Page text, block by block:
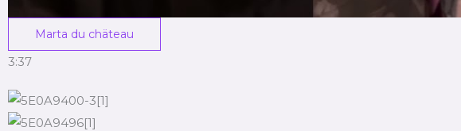
Marta du chäteau
3:37